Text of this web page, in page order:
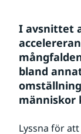
I avsnittet
bland
människor
Lyssna för